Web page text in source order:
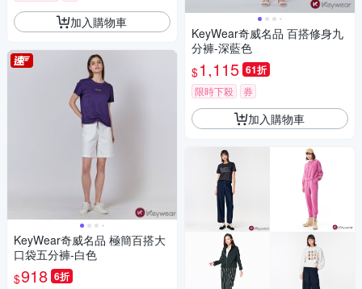
加入購物車
KeyWear奇威名品 極簡百搭大
口袋五分褲-白色
$918 6折
KeyWear奇威名品 百搭修身九
分褲-深藍色
$1,115 61折
限時下殺 券
加入購物車